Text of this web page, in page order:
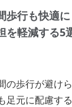
歩行も快適
を軽減する5
歩行が避けら
足元に配慮す